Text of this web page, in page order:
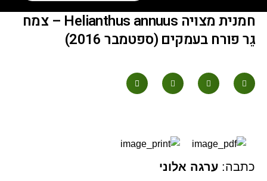
חמנית מצויה Helianthus annuus – צמח
גֵר פורח בעמקים (ספטמבר 2016)
כתבה: ערגה אלוני